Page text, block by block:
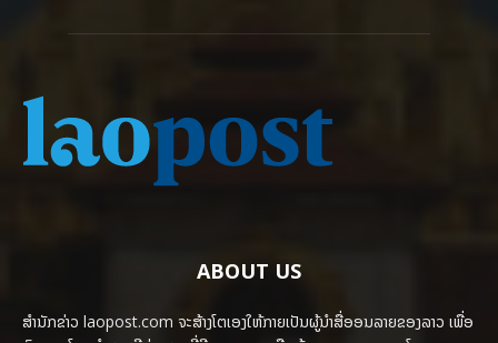
ABOUT US
ສຳນັກຂ່າວ laopost.com ຈະສ້າງໂຕເອງໃຫ້ກາຍເປັນຜູ້ນຳສື່ອອນລາຍຂອງລາວ ເພື່ອ